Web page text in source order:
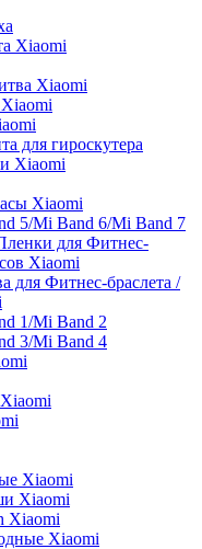
Xiaomi
Xiaomi
Xiaomi
для гироскутера
Xiaomi
Xiaomi
5/Mi Band 6/Mi Band 7
для Фитнес-
Xiaomi
для Фитнес-браслета /
1/Mi Band 2
3/Mi Band 4
Xiaomi
Xiaomi
Xiaomi
Xiaomi